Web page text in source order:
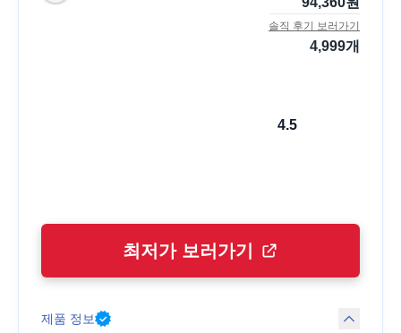
솔직 후기 보러가기
4,999개
4.5
최저가 보러가기
제품 정보